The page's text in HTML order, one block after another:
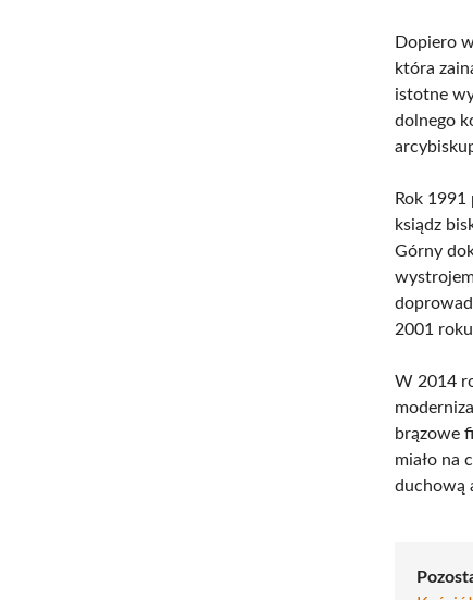
Dopiero
która
istotne
dolnego
Rok 1991
ksiądz
Górny
2001
W 2014
brązowe
miało na
duchową